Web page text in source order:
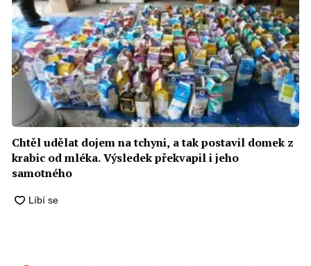
Chtěl udělat dojem na tchyni, a tak postavil domek z
krabic od mléka. Výsledek překvapil i jeho
samotného